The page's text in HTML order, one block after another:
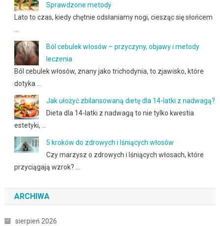
Sprawdzone metody
Lato to czas, kiedy chętnie odsłaniamy nogi, ciesząc się słońcem
Ból cebulek włosów – przyczyny, objawy i metody
leczenia
Ból cebulek włosów, znany jako trichodynia, to zjawisko, które
dotyka …
Jak ułożyć zbilansowaną dietę dla 14-latki z nadwagą?
Dieta dla 14-latki z nadwagą to nie tylko kwestia
estetyki, …
5 kroków do zdrowych i lśniących włosów
Czy marzysz o zdrowych i lśniących włosach, które
przyciągają wzrok? …
ARCHIWA
sierpień 2026